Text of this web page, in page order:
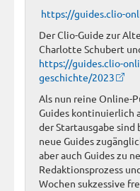
https://guides.clio-
Der Clio-Guide zur
Charlotte Schubert
https://guides.clio-
geschichte/2023
Als nun reine Online-
Guides kontinuierlich
der Startausgabe
neue Guides
aber auch Guides zu
Redaktionsprozess
Wochen sukzessive